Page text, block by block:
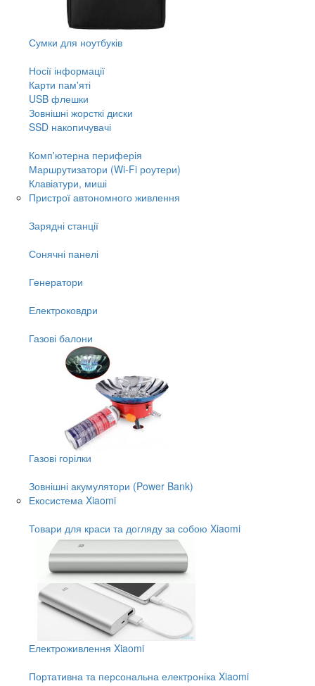
Сумки для ноутбуків
Носії інформації
Карти пам'яті
USB флешки
Зовнішні жорсткі диски
SSD накопичувачі
Комп'ютерна периферія
Маршрутизатори (Wi-Fi роутери)
Клавіатури, миші
Пристрої автономного живлення
Зарядні станції
Сонячні панелі
Генератори
Електроковдри
Газові балони
Газові горілки
Зовнішні акумулятори (Power Bank)
Екосистема Xiaomi
Товари для краси та догляду за собою Xiaomi
Електроживлення Xiaomi
Портативна та персональна електроніка Xiaomi